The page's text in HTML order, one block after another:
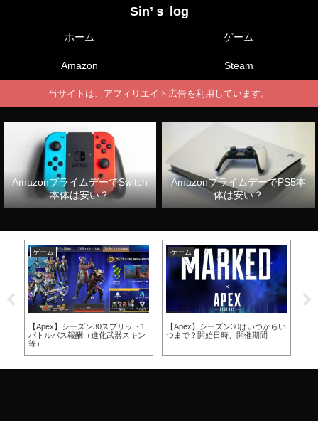
Sin’ｓ log
ホーム ゲーム
Amazon Steam
当サイトは、アフィリエイト広告を利用しています。
AmazonプライムデーでSwitch
本体は安い？
AmazonプライムデーでPS5本
体は安い？
ゲーム
【Apex】シーズン30スプリット1
バトルパス報酬（進化武器スキン
等）
ゲーム
【Apex】シーズン30はいつからい
つまで？開始日時、開催期間